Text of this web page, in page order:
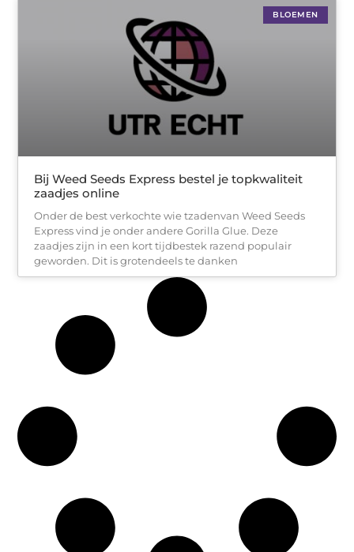
BLOEMEN
Bij Weed Seeds Express bestel je topkwaliteit
zaadjes online
Onder de best verkochte wie tzadenvan Weed Seeds
Express vind je onder andere Gorilla Glue. Deze
zaadjes zijn in een kort tijdbestek razend populair
geworden. Dit is grotendeels te danken